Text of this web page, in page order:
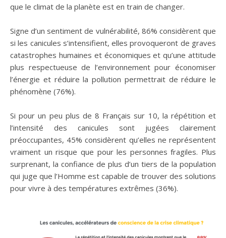
que le climat de la planète est en train de changer.
Signe d’un sentiment de vulnérabilité, 86% considèrent que
si les canicules s’intensifient, elles provoqueront de graves
catastrophes humaines et économiques et qu’une attitude
plus respectueuse de l’environnement pour économiser
l’énergie et réduire la pollution permettrait de réduire le
phénomène (76%).
Si pour un peu plus de 8 Français sur 10, la répétition et
l’intensité des canicules sont jugées clairement
préoccupantes, 45% considèrent qu’elles ne représentent
vraiment un risque que pour les personnes fragiles. Plus
surprenant, la confiance de plus d’un tiers de la population
qui juge que l’Homme est capable de trouver des solutions
pour vivre à des températures extrêmes (36%).